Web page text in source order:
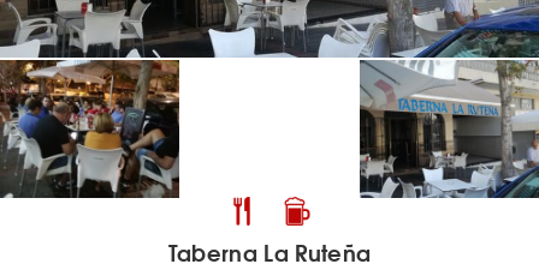
Taberna La Ruteña